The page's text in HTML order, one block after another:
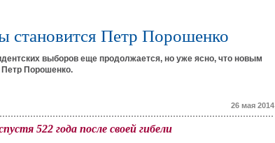
становится Петр Порошенко
выборов еще продолжается, но уже ясно, что новым
Петр Порошенко.
26 мая 2014
522 года после своей гибели